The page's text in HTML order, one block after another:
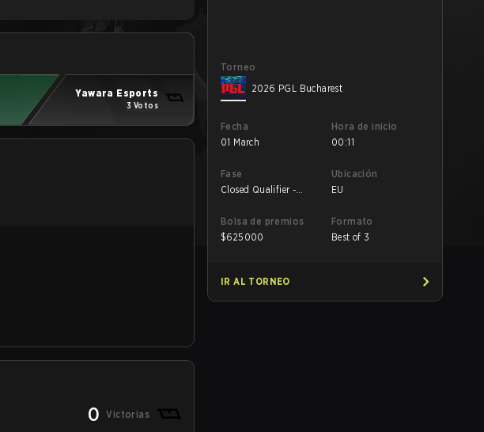
Yawara Esports
3 Votos
0 Victorias
Torneo
2026 PGL Bucharest
Fecha
01 March
Hora de inicio
00:11
Fase
Closed Qualifier -
Final
Ubicación
EU
Bolsa de premios
$625000
Formato
Best of 3
IR AL TORNEO